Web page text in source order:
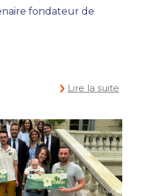
fondateur de
Lire la suite